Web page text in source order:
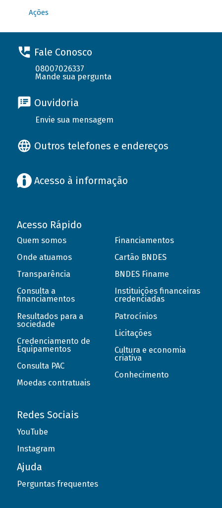
Ações
Fale Conosco
08007026337
Mande sua pergunta
Ouvidoria
Envie sua mensagem
Outros telefones e endereços
Acesso à informação
Acesso Rápido
Quem somos
Onde atuamos
Transparência
Consulta a
financiamentos
Resultados para a
sociedade
Credenciamento de
Equipamentos
Consulta PAC
Moedas contratuais
Financiamentos
Cartão BNDES
BNDES Finame
Instituições financeiras
credenciadas
Patrocínios
Licitações
Cultura e economia
criativa
Conhecimento
Redes Sociais
YouTube
Instagram
Ajuda
Perguntas frequentes